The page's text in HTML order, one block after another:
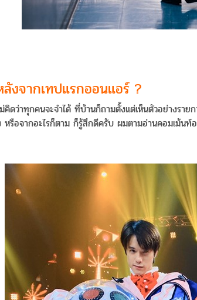
งจากเทปแรกออนแอร์ ?
คิดว่าทุกคนจะจำได้ ที่บ้านก็ถามตั้งแต่เห็นตัวอย่างราย
หรือจากอะไรก็ตาม ก็รู้สึกดีครับ ผมตามอ่านคอมเม้นท์